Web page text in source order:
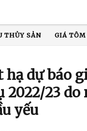
THỦY SẢN GIÁ TÔM
TÔM
hạ dự báo
2022/23 do
yếu